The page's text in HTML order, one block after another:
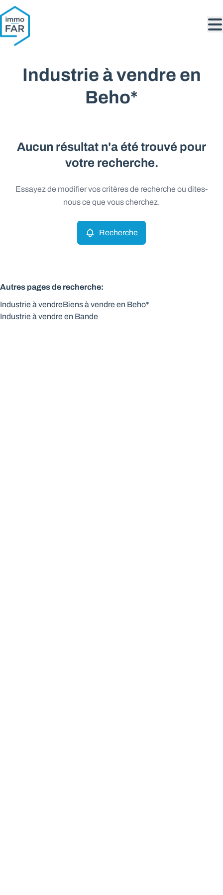
Aller au contenu principal
Industrie à vendre en
Beho*
Aucun résultat n'a été trouvé pour
votre recherche.
Essayez de modifier vos critères de recherche ou dites-
nous ce que vous cherchez.
Recherche
Autres pages de recherche:
Industrie à vendreBiens à vendre en Beho*
Industrie à vendre en Bande